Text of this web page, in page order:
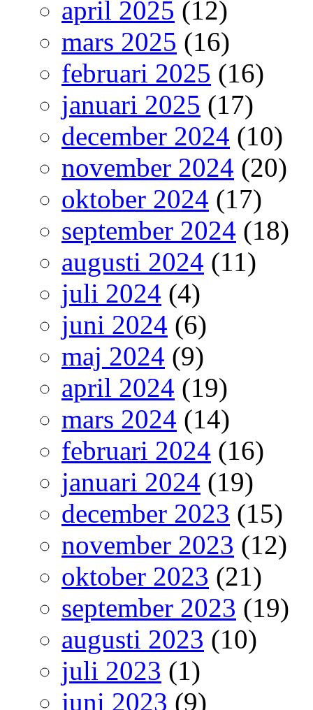
april 2025 (12)
mars 2025 (16)
februari 2025 (16)
januari 2025 (17)
december 2024 (10)
november 2024 (20)
oktober 2024 (17)
september 2024 (18)
augusti 2024 (11)
juli 2024 (4)
juni 2024 (6)
maj 2024 (9)
april 2024 (19)
mars 2024 (14)
februari 2024 (16)
januari 2024 (19)
december 2023 (15)
november 2023 (12)
oktober 2023 (21)
september 2023 (19)
augusti 2023 (10)
juli 2023 (1)
juni 2023 (9)